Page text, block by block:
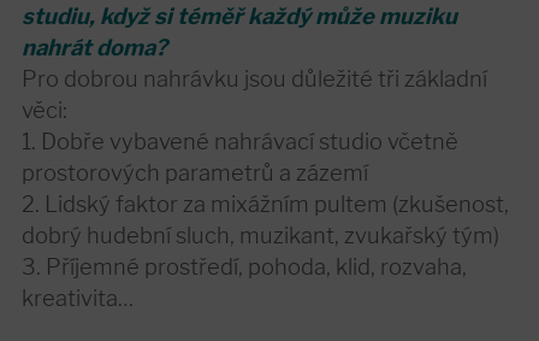
studiu, když si téměř každý může muziku
nahrát doma?
Pro dobrou nahrávku jsou důležité tři základní
věci:
1. Dobře vybavené nahrávací studio včetně
prostorových parametrů a zázemí
2. Lidský faktor za mixážním pultem (zkušenost,
dobrý hudební sluch, muzikant, zvukařský tým)
3. Příjemné prostředí, pohoda, klid, rozvaha,
kreativita…